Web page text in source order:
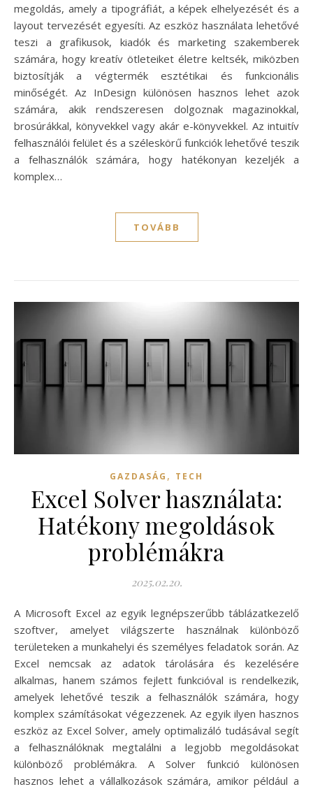
megoldás, amely a tipográfiát, a képek elhelyezését és a
layout tervezését egyesíti. Az eszköz használata lehetővé
teszi a grafikusok, kiadók és marketing szakemberek
számára, hogy kreatív ötleteiket életre keltsék, miközben
biztosítják a végtermék esztétikai és funkcionális
minőségét. Az InDesign különösen hasznos lehet azok
számára, akik rendszeresen dolgoznak magazinokkal,
brosúrákkal, könyvekkel vagy akár e-könyvekkel. Az intuitív
felhasználói felület és a széleskörű funkciók lehetővé teszik
a felhasználók számára, hogy hatékonyan kezeljék a
komplex…
TOVÁBB
GAZDASÁG , TECH
Excel Solver használata:
Hatékony megoldások
problémákra
2025.02.20.
A Microsoft Excel az egyik legnépszerűbb táblázatkezelő
szoftver, amelyet világszerte használnak különböző
területeken a munkahelyi és személyes feladatok során. Az
Excel nemcsak az adatok tárolására és kezelésére
alkalmas, hanem számos fejlett funkcióval is rendelkezik,
amelyek lehetővé teszik a felhasználók számára, hogy
komplex számításokat végezzenek. Az egyik ilyen hasznos
eszköz az Excel Solver, amely optimalizáló tudásával segít
a felhasználóknak megtalálni a legjobb megoldásokat
különböző problémákra. A Solver funkció különösen
hasznos lehet a vállalkozások számára, amikor például a